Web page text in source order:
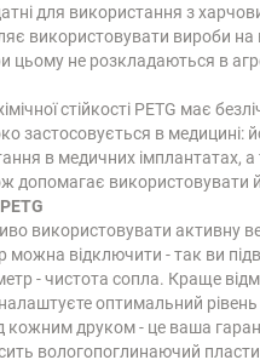
для використання з
використовувати вироби на
цьому не розкладаються в
стійкості PETG має
застосовується в медицині:
в медичних імплантатах,
допомагає використовувати
використовувати активну
можна відключити - так ви
- чистота сопла. Краще
оптимальний рівень
кожним друком - це ваша
вологопоглинаючий